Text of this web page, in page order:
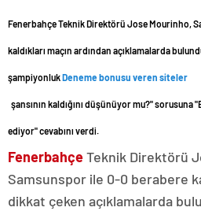
Fenerbahçe Teknik Direktörü Jose Mourinho,
kaldıkları maçın ardından açıklamalarda
şampiyonlukDeneme bonusu veren siteler
şansının kaldığını düşünüyor mu?" sorusuna
ediyor" cevabını verdi.
FenerbahçeTeknik Direktörü
Samsunspor ile 0-0 berabere
dikkat çeken açıklamalarda